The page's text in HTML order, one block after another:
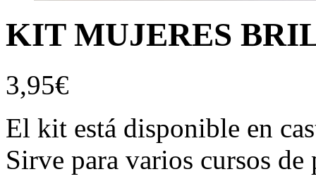
KIT MUJERES
3,95€
El kit está disponible en
Sirve para varios cursos